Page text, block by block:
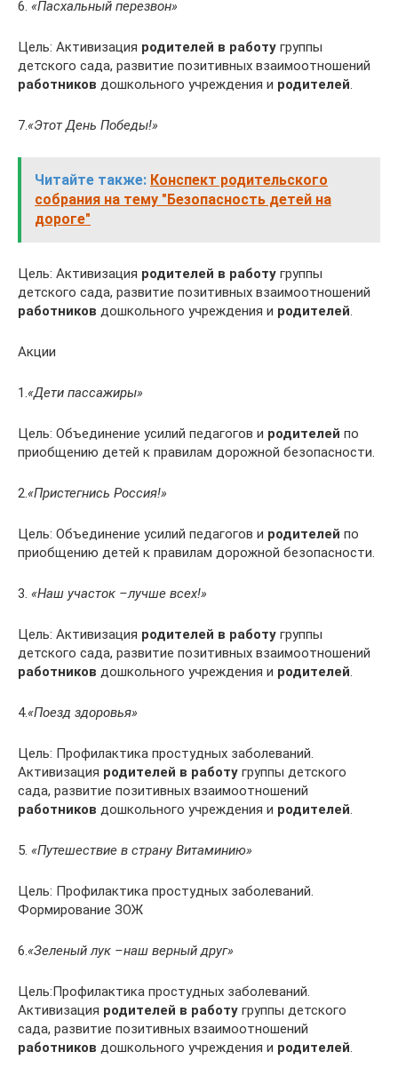
6. «Пасхальный перезвон»
Цель: Активизация родителей в работу группы
детского сада, развитие позитивных взаимоотношений
работников дошкольного учреждения и родителей.
7.«Этот День Победы!»
Читайте также: Конспект родительского
собрания на тему "Безопасность детей на
дороге"
Цель: Активизация родителей в работу группы
детского сада, развитие позитивных взаимоотношений
работников дошкольного учреждения и родителей.
Акции
1.«Дети пассажиры»
Цель: Объединение усилий педагогов и родителей по
приобщению детей к правилам дорожной безопасности.
2.«Пристегнись Россия!»
Цель: Объединение усилий педагогов и родителей по
приобщению детей к правилам дорожной безопасности.
3. «Наш участок –лучше всех!»
Цель: Активизация родителей в работу группы
детского сада, развитие позитивных взаимоотношений
работников дошкольного учреждения и родителей.
4.«Поезд здоровья»
Цель: Профилактика простудных заболеваний.
Активизация родителей в работу группы детского
сада, развитие позитивных взаимоотношений
работников дошкольного учреждения и родителей.
5. «Путешествие в страну Витаминию»
Цель: Профилактика простудных заболеваний.
Формирование ЗОЖ
6.«Зеленый лук –наш верный друг»
Цель:Профилактика простудных заболеваний.
Активизация родителей в работу группы детского
сада, развитие позитивных взаимоотношений
работников дошкольного учреждения и родителей.